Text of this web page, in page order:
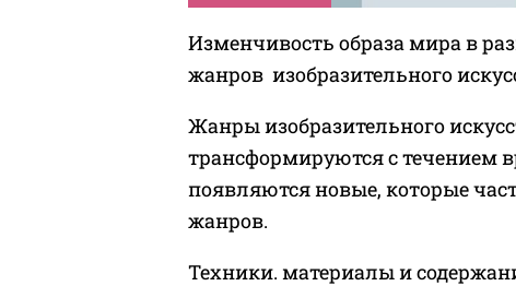
Изменчивость образа мира в
жанров изобразительного
Жанры изобразительного
трансформируются с течением
появляются новые, которые
жанров.
Техники. материалы и